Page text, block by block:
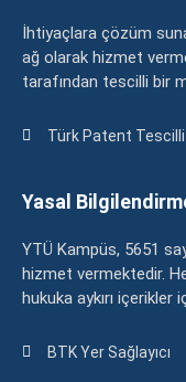
İhtiyaçlara çözüm
ağ olarak hizmet
tarafından tescilli bir
Türk Patent
Yasal
YTÜ Kampüs, 5651
hizmet vermektedir.
hukuka aykırı içerikler
BTK Yer Sağlayıcı